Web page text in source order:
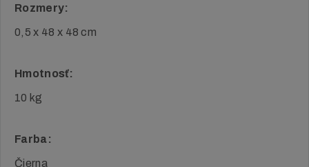
Rozmery:
0,5 x 48 x 48 cm
Hmotnosť:
10 kg
Farba:
Čierna